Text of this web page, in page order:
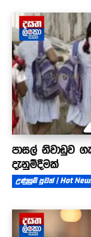
පාසල් නිවාඩුව
දැනුම්දීමක්
උණුසුම් පුවත් | Hot